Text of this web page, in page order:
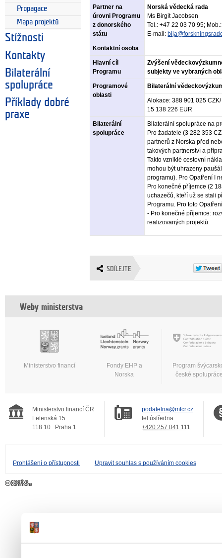
Propagace
Mapa projektů
Stížnosti
Kontakty
Bilaterální
spolupráce
Příklady dobré
praxe
Partner na
úrovni Programu
z donorského
státu
Norská vědecká rada
Ms Birgit Jacobsen
Tel.: +47 22 03 70 95;
E-mail:
Kontaktní osoba
Hlavní cíl
Programu
Zvýšení
subjekty ve vybraných
Programové
oblasti
Bilaterální
Alokace: 388 901 025 CZK/
15 138 226 EUR
Bilaterální
spolupráce
Bilaterální spolupráce na
Pro žadatele (3 282 353
partnerů z Norska před
takových partnerství a
Takto vzniklé cestovní
mohou být uhrazeny
programu). Pro Opatření I
Pro konečné příjemce (2
uchazečů, kteří už se stali
Programu. Pro toto
- Pro konečné příjemce:
realizovaných projektů.
SDÍLEJTE
Weby ministerstva
Ministerstvo financí
Fondy EHP a
Norska
Program
české
Ministerstvo financí ČR
Letenská 15
118 10
Praha 1
podatelna@mfcr.cz
tel.ústředna:
+420 257 041 111
Prohlášení o přístupnosti Upravit souhlas s používáním cookies